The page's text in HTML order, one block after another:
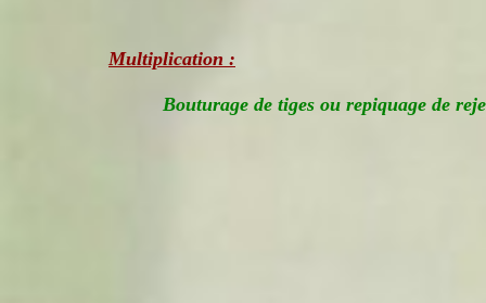
Multiplication :
Bouturage de tiges ou repiquage de